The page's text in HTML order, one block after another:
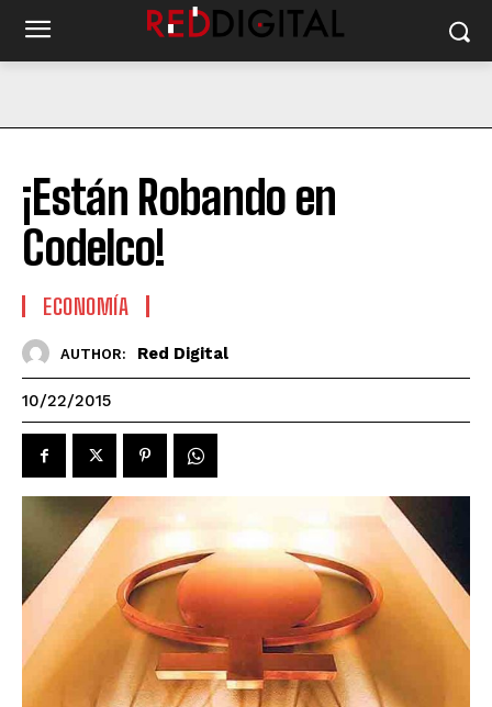
¡Están Robando en
Codelco!
ECONOMÍA
AUTHOR: Red Digital
10/22/2015